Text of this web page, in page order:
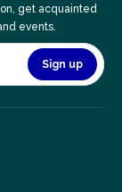
get acquainted
events.
Sign up